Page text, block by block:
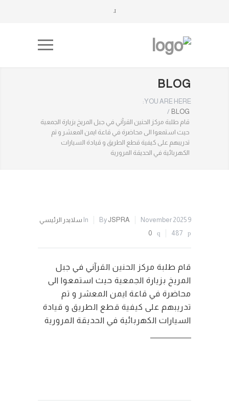
BLOG
YOU ARE HERE:
BLOG
/
قام طلبة مركز الحنين القرآني في جبل المريخ بزيارة الجمعية
حيث استمعوا الى محاضرة في قاعة ايمن المعشر و تم
تدريبهم على كيفية قطع الطريق و قيادة السيارات
الكهربائية في الحديقة المرورية
9 November 2025
By JSPRA
In سلايدر الرئيسي
487
0
قام طلبة مركز الحنين القرآني في جبل
المريخ بزيارة الجمعية حيث استمعوا الى
محاضرة في قاعة ايمن المعشر و تم
تدريبهم على كيفية قطع الطريق و قيادة
السيارات الكهربائية في الحديقة المرورية